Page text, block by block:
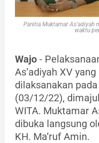
Panitia Muktamar As'adiyah
waktu
Wajo -
As’adiyah XV
dilaksanakan
(03/12/22),
WITA. Muktamar
dibuka langsung
KH. Ma’ruf Amin.